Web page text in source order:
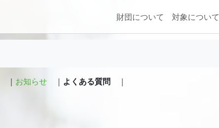
財団について 対象について
お知らせ よくある質問